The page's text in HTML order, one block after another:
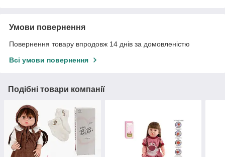
Умови повернення
Повернення товару впродовж 14 днів за домовленістю
Всі умови повернення
Подібні товари компанії